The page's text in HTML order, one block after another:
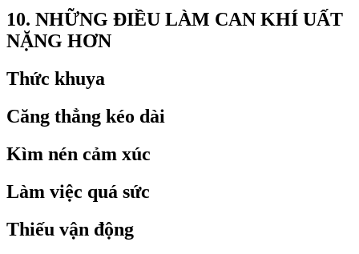
10. NHỮNG ĐIỀU LÀM CAN KHÍ UẤT
NẶNG HƠN
Thức khuya
Căng thẳng kéo dài
Kìm nén cảm xúc
Làm việc quá sức
Thiếu vận động